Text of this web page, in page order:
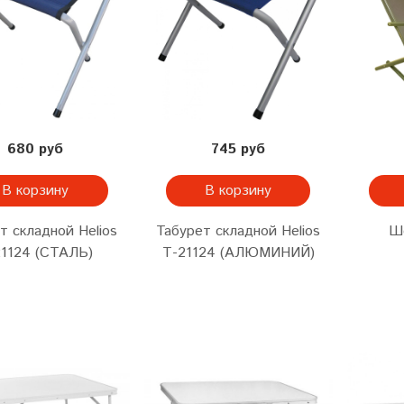
680 руб
В корзину
складной Helios
(СТАЛЬ)
745 руб
В корзину
Табурет складной Helios
Т-21124 (АЛЮМИНИЙ)